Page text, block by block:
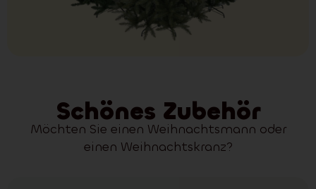
Schönes Zubehör
Möchten Sie einen Weihnachtsmann oder
einen Weihnachtskranz?